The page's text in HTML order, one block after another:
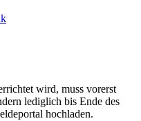
wird, muss vorerst
lediglich bis Ende des
hochladen.